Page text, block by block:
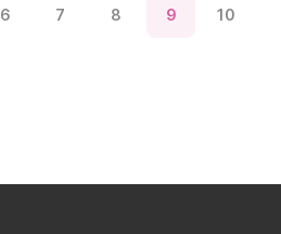
6 7 8 9 10